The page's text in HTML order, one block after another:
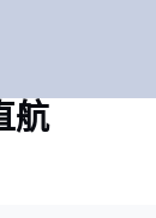
航